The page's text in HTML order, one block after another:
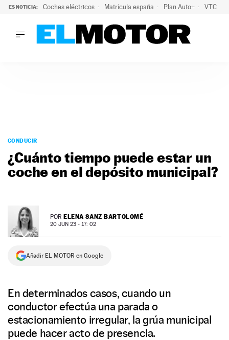
ES NOTICIA: Coches eléctricos Matrícula españa Plan Auto+ VTC
PODCAST
MOTOS
TECNOLOGÍA
PREMIOS
SERVICIOS
CONDUCIR
¿Cuánto tiempo puede estar un
coche en el depósito municipal?
POR ELENA SANZ BARTOLOMÉ
20 JUN 23 - 17: 02
Añadir EL MOTOR en Google
En determinados casos, cuando un
conductor efectúa una parada o
estacionamiento irregular, la grúa municipal
puede hacer acto de presencia.